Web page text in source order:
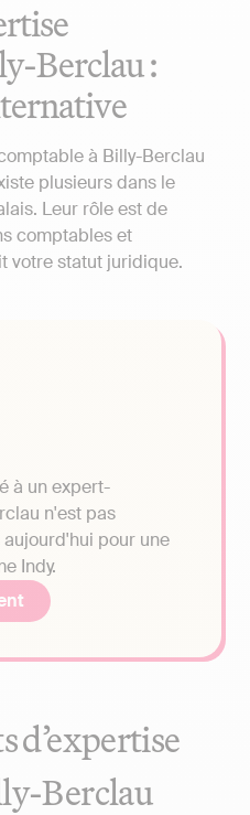
Berclau :
à Billy-Berclau
plusieurs dans le
Leur rôle est de
comptables et
votre statut juridique.
à un expert-
n'est pas
pour une
Indy.
d’expertise
Berclau